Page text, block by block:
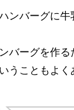
ンバーグに
バーグを作る
うこともよく